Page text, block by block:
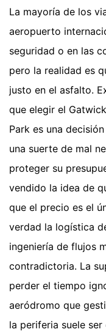
La mayoría de los
aeropuerto
seguridad o en las
pero la realidad es
justo en el asfalto.
que elegir el
Park es una
una suerte de mal
proteger su
vendido la idea de
que el precio es el
verdad la logística
ingeniería de flujos
contradictoria. La
perder el tiempo
aeródromo que
la periferia suele